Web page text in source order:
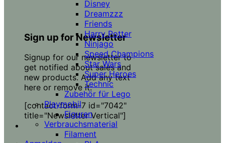
Sign up for Newsletter
Signup for our newsletter to
get notified about sales and
new products. Add any text
here or remove it.
[contact-form-7 id="7042"
title="Newsletter Vertical"]
Disney
Dreamzzz
Friends
Harry Potter
Ninjago
Speed Champions
Star Wars
Super Heroes
Technic
Zubehör für Lego
Playmobil
Figuren
Verbrauchsmaterial
Filament